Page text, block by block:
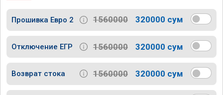
Прошивка Евро 2 1560000 320000 сум
Отключение ЕГР 1560000 320000 сум
Возврат стока 1560000 320000 сум